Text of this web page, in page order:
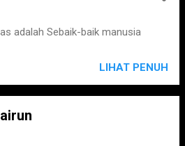
adalah Sebaik-baik manusia
LIHAT PENUH